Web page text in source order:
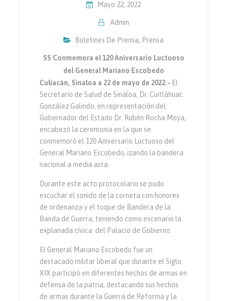
Mayo 22, 2022
Admin
Boletines De Prensa, Prensa
SS Conmemora el 120 Aniversario Luctuoso
del General Mariano Escobedo
Culiacán, Sinaloa a 22 de mayo de 2022.- El
Secretario de Salud de Sinaloa, Dr. Cuitláhuac
González Galindo, en representación del
Gobernador del Estado Dr. Rubén Rocha Moya,
encabezó la ceremonia en la que se
conmemoró el 120 Aniversario Luctuoso del
General Mariano Escobedo, izando la bandera
nacional a media asta.
Durante este acto protocolario se pudo
escuchar el sonido de la corneta con honores
de ordenanza y el toque de Bandera de la
Banda de Guerra, teniendo como escenario la
explanada cívica del Palacio de Gobierno.
El General Mariano Escobedo fue un
destacado militar liberal que durante el Siglo
XIX participó en diferentes hechos de armas en
defensa de la patria, destacando sus hechos
de armas durante la Guerra de Reforma y la